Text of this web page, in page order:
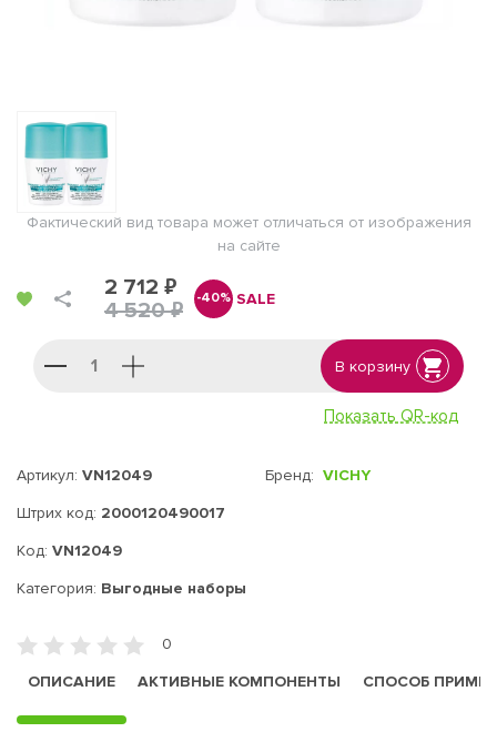
Фактический вид товара может отличаться от изображения
на сайте
2 712 ₽
4 520 ₽
-40% SALE
В корзину
Показать QR-код
Артикул: VN12049
Штрих код: 2000120490017
Код: VN12049
Бренд: VICHY
Категория: Выгодные наборы
0
ОПИСАНИЕ
АКТИВНЫЕ КОМПОНЕНТЫ СПОСОБ